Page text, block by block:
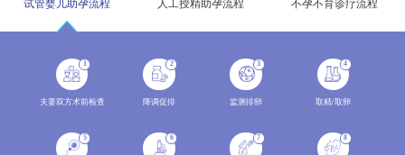
06 人工授精和试管婴儿哪个成功率更高？
2026-08
冻胚做第三代试管婴儿PGT，效果会比新鲜囊胚差吗？
试管婴儿助孕流程 人工授精助孕流程 不孕不育诊疗流程
1
夫妻双方术前检查
2
降调促排
3
监测排卵
4
取精/取卵
5 6 7 8